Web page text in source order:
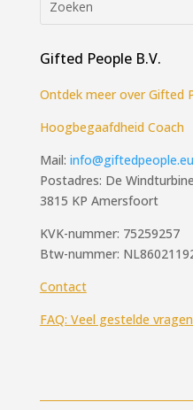
Gifted People B.V.
Ontdek meer over Gifted
Hoogbegaafdheid Coach
Mail: info@giftedpeople.eu
Postadres: De
3815 KP Amersfoort
KVK-nummer: 75259257
Btw-nummer:
Contact
FAQ: Veel gestelde